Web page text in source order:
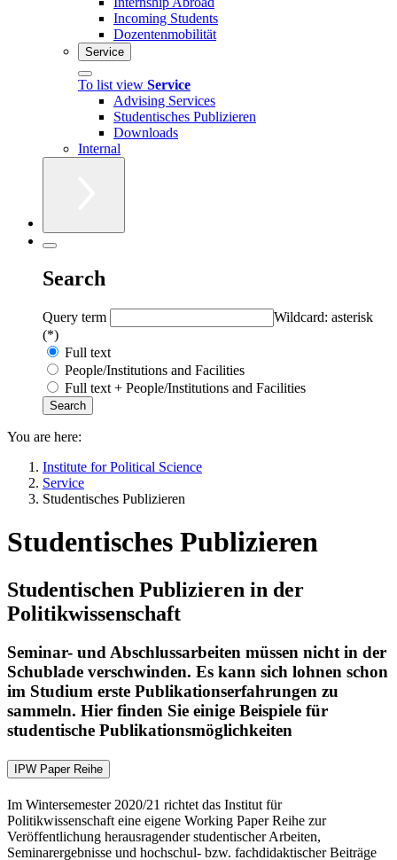
Incoming Students
Dozentenmobilität
Service
To list view Service
Advising Services
Studentisches Publizieren
Downloads
Internal
Search
Query term
Wildcard: asterisk
(*)
Full text
People/Institutions and Facilities
Full text + People/Institutions and Facilities
You are here:
Institute for Political Science
Service
Studentisches Publizieren
Studentisches Publizieren
Studentischen Publizieren in der
Politikwissenschaft
Seminar- und Abschlussarbeiten müssen nicht in der
Schublade verschwinden. Es kann sich lohnen schon
im Studium erste Publikationserfahrungen zu
sammeln. Hier finden Sie einige Beispiele für
studentische Publikationsmöglichkeiten
IPW Paper Reihe
Im Wintersemester 2020/21 richtet das Institut für
Politikwissenschaft eine eigene Working Paper Reihe zur
Veröffentlichung herausragender studentischer Arbeiten,
Seminarergebnisse und hochschul- bzw. fachdidaktischer Beiträge